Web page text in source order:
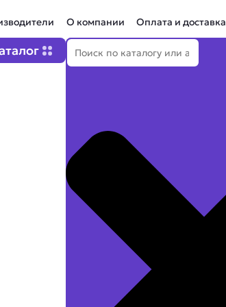
О компании Оплата и доставка
Поиск
Open Каталог